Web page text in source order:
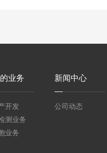
业务
开发
测业务
业务
新闻中心
公司动态